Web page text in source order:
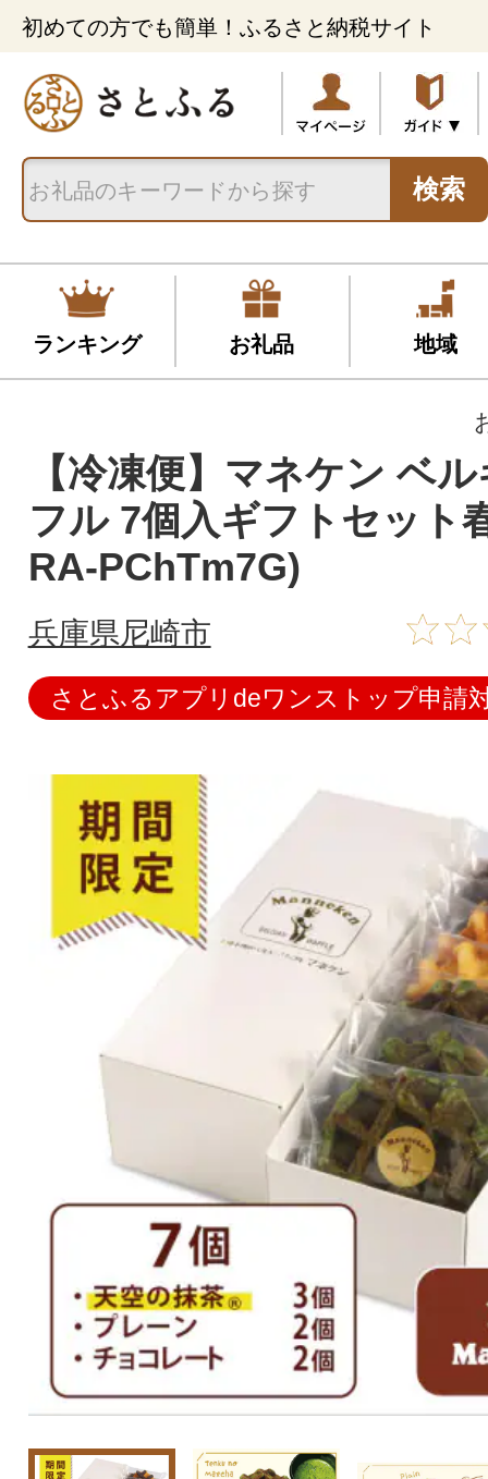
初めての方でも簡単！ふるさと納税サイト
検索
ランキング お礼品 地域
【冷凍便】マネケン ベ
フル 7個入ギフトセット
RA-PChTm7G)
兵庫県尼崎市
さとふるアプリdeワンストップ申請